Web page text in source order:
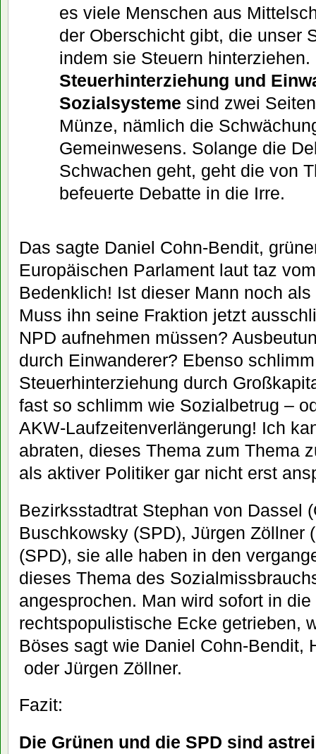
es viele Menschen aus
der Oberschicht gibt, die unser
indem sie Steuern hinterziehen.
Steuerhinterziehung und
Sozialsysteme sind zwei
Münze, nämlich die
Gemeinwesens. Solange die
Schwachen geht, geht die von
befeuerte Debatte in die Irre.
Das sagte Daniel Cohn-Bendit,
Europäischen Parlament laut taz
Bedenklich! Ist dieser Mann noch
Muss ihn seine Fraktion jetzt
NPD aufnehmen müssen?
durch Einwanderer? Ebenso
Steuerhinterziehung durch
fast so schlimm wie Sozialbetrug –
AKW-Laufzeitenverlängerung! Ich
abraten, dieses Thema zum Thema
als aktiver Politiker gar nicht erst
Bezirksstadtrat Stephan von Dassel
Buschkowsky (SPD), Jürgen Zöllner
(SPD), sie alle haben in den
dieses Thema des
angesprochen. Man wird sofort in die
rechtspopulistische Ecke getrieben,
Böses sagt wie Daniel Cohn-Bendit,
oder Jürgen Zöllner.
Fazit:
Die Grünen und die SPD sind